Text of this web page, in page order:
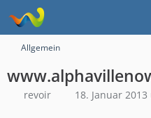
Allgemein
revoir 18. Januar